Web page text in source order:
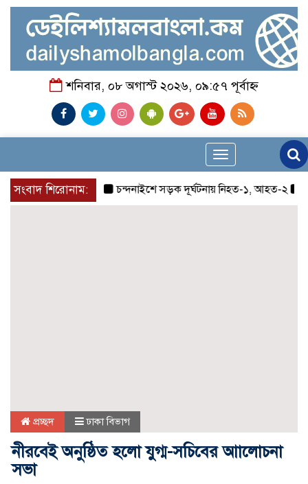
শনিবার, ০৮ অগাস্ট ২০২৬, ০৯:৫৭ পূর্বাহ্ন
Toggle
navigation
সংবাদ শিরোনাম:
চন্দনাইশে সড়ক দূর্ঘটনায় নিহত-১, আহত-২
প্রচ্ছদ ঢাকা বিভাগ
নীরবেই অনুষ্ঠিত হলো যুগ্ম-সচিবের আালোচনা
সভা